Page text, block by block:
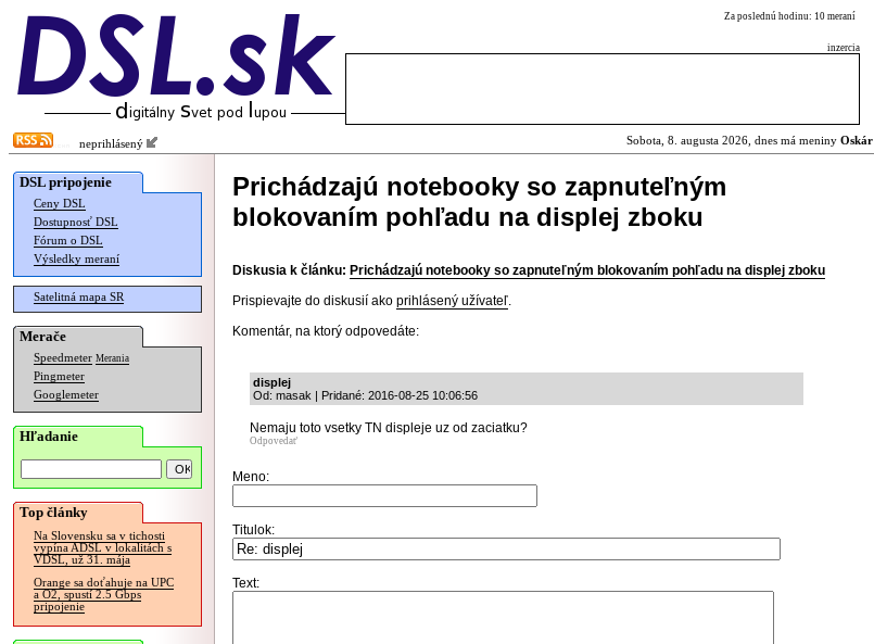
Za poslednú hodinu: 10 meraní
inzercia
neprihlásený Sobota, 8. augusta 2026, dnes má meniny Oskár
DSL pripojenie
Ceny DSL
Dostupnosť DSL
Fórum o DSL
Výsledky meraní
Satelitná mapa SR
Merače
Speedmeter Merania
Pingmeter
Googlemeter
Hľadanie
Top články
Na Slovensku sa v tichosti
vypína ADSL v lokalitách s
VDSL, už 31. mája
Orange sa doťahuje na UPC
a O2, spustí 2.5 Gbps
pripojenie
Prichádzajú notebooky so zapnuteľným
blokovaním pohľadu na displej zboku
Diskusia k článku: Prichádzajú notebooky so zapnuteľným blokovaním pohľadu na displej zboku
Prispievajte do diskusií ako prihlásený užívateľ.
Komentár, na ktorý odpovedáte:
displej
Od: masak | Pridané: 2016-08-25 10:06:56
Nemaju toto vsetky TN displeje uz od zaciatku?
Odpovedať
Meno:
Titulok:
Text: